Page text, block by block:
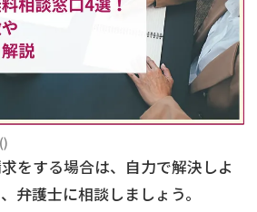
離婚裁判
不貞・不倫慰謝料請求
内縁の夫婦
コラム
慰謝料
()
をする場合は、自力で解決しよ
弁護士に相談しましょう。